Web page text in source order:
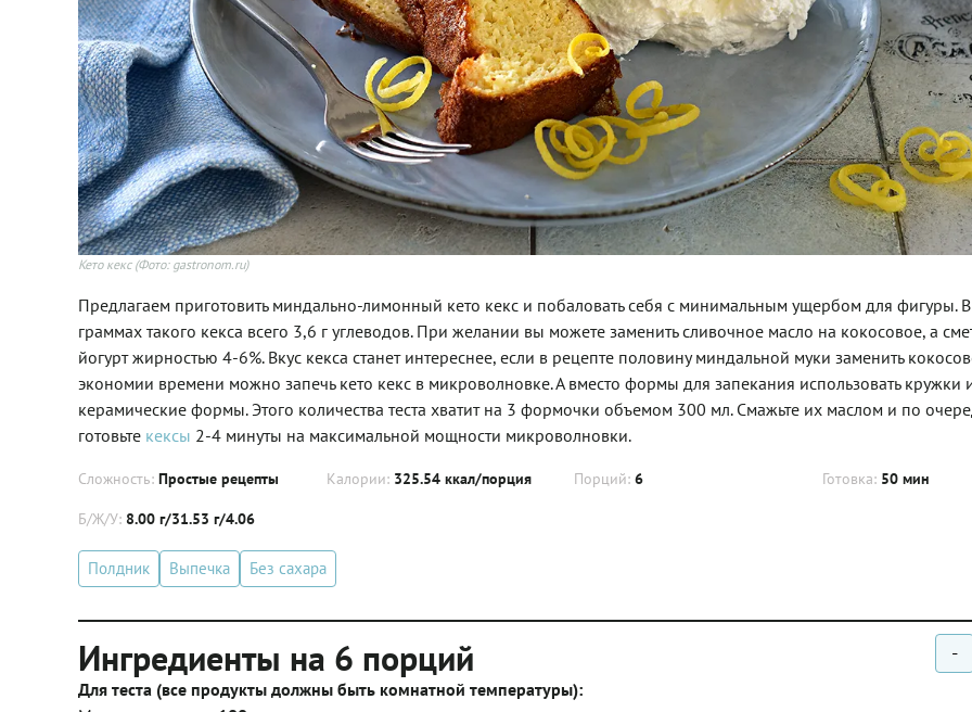
Кето кекс(Фото: gastronom.ru)
Предлагаем приготовить миндально-лимонный кето кекс и побаловать себя с минимальным ущербом для фигуры.
граммах такого кекса всего 3,6 г углеводов. При желании вы можете заменить сливочное масло на кокосовое, а
йогурт жирностью 4-6%. Вкус кекса станет интереснее, если в рецепте половину миндальной муки заменить
экономии времени можно запечь кето кекс в микроволновке. А вместо формы для запекания использовать кружки
керамические формы. Этого количества теста хватит на 3 формочки объемом 300 мл. Смажьте их маслом и по
готовьте кексы 2-4 минуты на максимальной мощности микроволновки.
Сложность: Простые рецепты Калории: 325.54 ккал/порция Порций: 6 Готовка: 50 мин
Б/Ж/У: 8.00 г/31.53 г/4.06
Полдник Выпечка Без сахара
Ингредиенты на 6 порций -
Для теста (все продукты должны быть комнатной температуры):